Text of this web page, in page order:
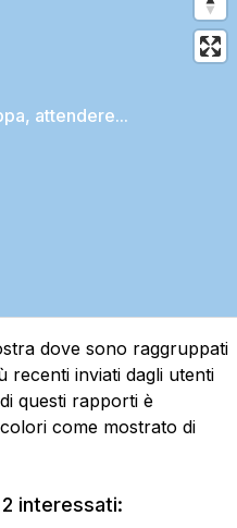
attendere...
dove sono raggruppati
recenti inviati dagli utenti
questi rapporti è
come mostrato di
interessati: